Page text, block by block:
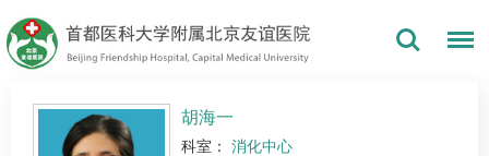
胡海一
科室： 消化中心